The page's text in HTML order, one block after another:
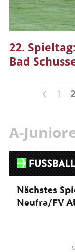
22.
Bad
< 1 2
A-